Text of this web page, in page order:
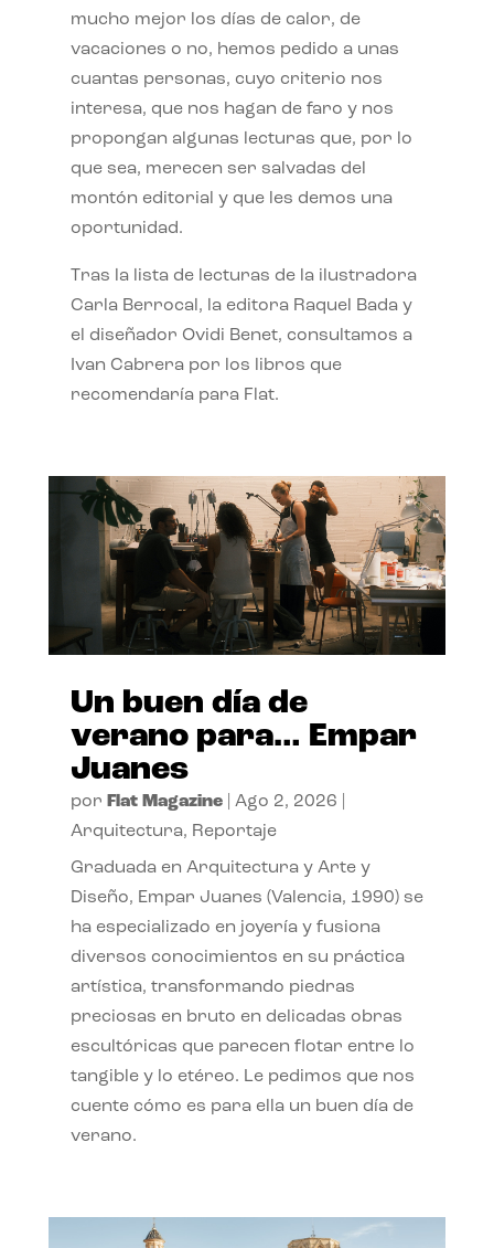
mucho mejor los días de calor, de
vacaciones o no, hemos pedido a unas
cuantas personas, cuyo criterio nos
interesa, que nos hagan de faro y nos
propongan algunas lecturas que, por lo
que sea, merecen ser salvadas del
montón editorial y que les demos una
oportunidad.
Tras la lista de lecturas de la ilustradora
Carla Berrocal, la editora Raquel Bada y
el diseñador Ovidi Benet, consultamos a
Ivan Cabrera por los libros que
recomendaría para Flat.
Un buen día de
verano para… Empar
Juanes
por Flat Magazine| Ago 2, 2026
Arquitectura, Reportaje
Graduada en Arquitectura y Arte y
Diseño, Empar Juanes (Valencia, 1990) se
ha especializado en joyería y fusiona
diversos conocimientos en su práctica
artística, transformando piedras
preciosas en bruto en delicadas obras
escultóricas que parecen flotar entre lo
tangible y lo etéreo. Le pedimos que nos
cuente cómo es para ella un buen día de
verano.